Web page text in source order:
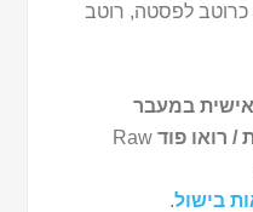
כרוטב לפסטה, רוטב
במעבר
/ רואו פודRaw
בישול.